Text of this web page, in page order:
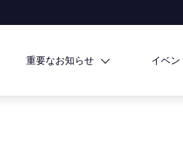
重要なお知らせ イベン